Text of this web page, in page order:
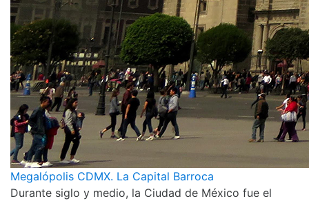
Megalópolis CDMX. La Capital Barroca
Durante siglo y medio, la Ciudad de México fue el